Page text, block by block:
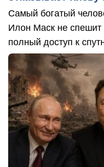
Самый богатый
Илон Маск не спешит
полный доступ к